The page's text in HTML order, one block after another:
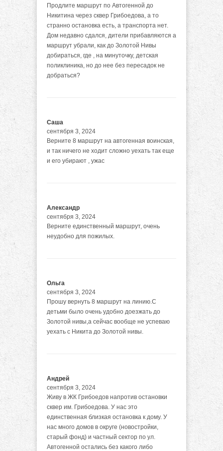
Продлите маршрут по Автогенной до
Никитина через сквер Грибоедова, а то
странно остановка есть, а транспорта нет.
Дом недавно сдался, дители прибавляются а
маршрут убрали, как до Золотой Нивы
добираться, где , на минуточку, детская
поликлиника, но до нее без пересадок не
добраться?
Саша
сентября 3, 2024
Верните 8 маршрут на автогенная воинская,
и так ничего не ходит сложно уехать так еще
и его убирают , ужас
Александр
сентября 3, 2024
Верните единственный маршрут, очень
неудобно для пожилых.
Ольга
сентября 3, 2024
Прошу вернуть 8 маршрут на линию.С
детьми было очень удобно доезжать до
Золотой нивы,а сейчас вообще не успеваю
уехать с Никита до Золотой нивы.
Андрей
сентября 3, 2024
Живу в ЖК Грибоедов напротив остановки
сквер им. Грибоедова. У нас это
единственная близкая остановка к дому. У
нас много домов в округе (новостройки,
старый фонд) и частный сектор по ул.
Автогенной остались без какого либо